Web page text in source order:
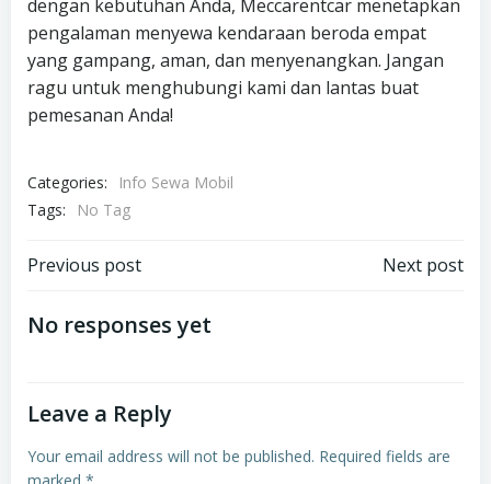
dengan kebutuhan Anda, Meccarentcar menetapkan
pengalaman menyewa kendaraan beroda empat
yang gampang, aman, dan menyenangkan. Jangan
ragu untuk menghubungi kami dan lantas buat
pemesanan Anda!
Categories:
Info Sewa Mobil
Tags:
No Tag
Post
navigation
Previous post Next post
No responses yet
Leave a Reply
Your email address will not be published. Required fields are